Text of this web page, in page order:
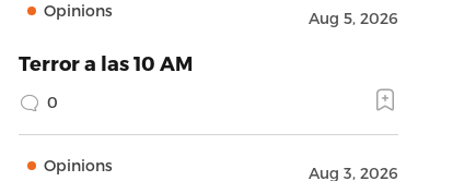
Opinions Aug 5, 2026
Terror a las 10 AM
0
Opinions Aug 3, 2026